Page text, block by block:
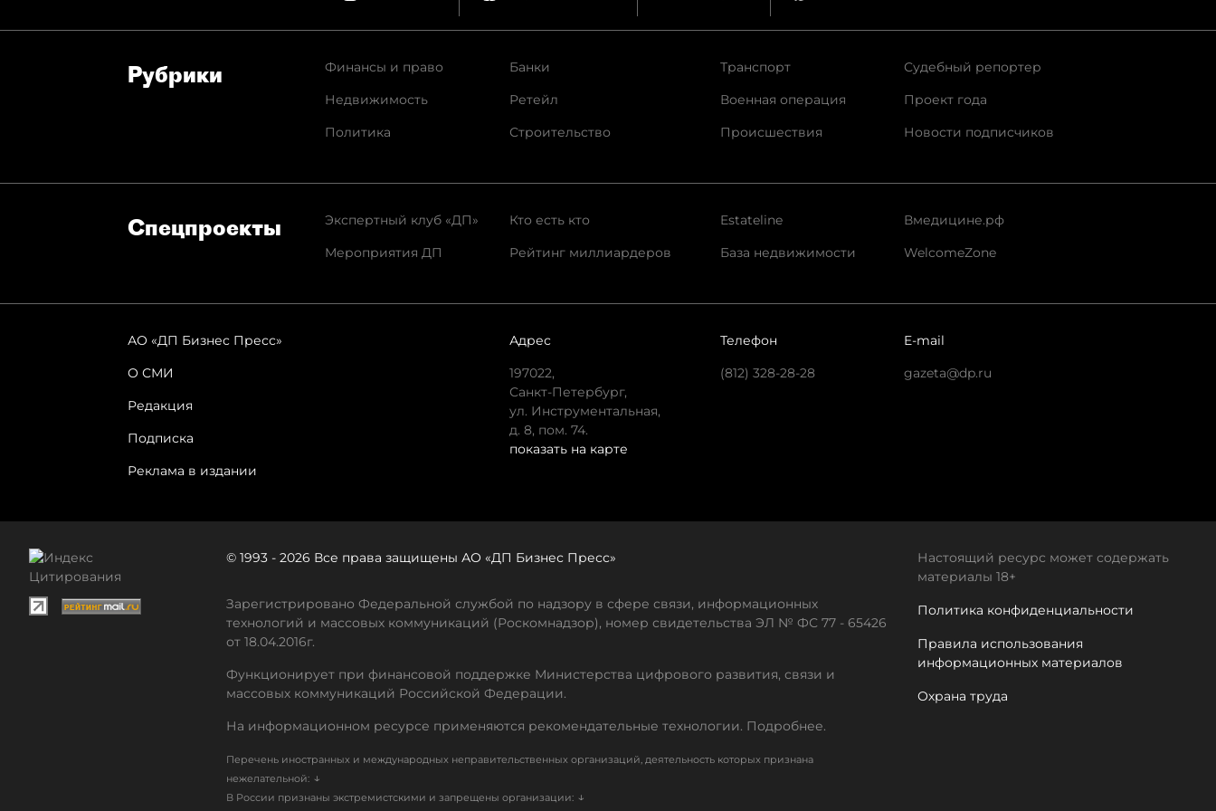
Рубрики
Финансы и право
Недвижимость
Политика
Банки
Ретейл
Строительство
Транспорт
Военная операция
Происшествия
Судебный репортер
Проект года
Новости подписчиков
Спец­проекты
Экспертный клуб «ДП»
Мероприятия ДП
Кто есть кто
Рейтинг миллиардеров
Estateline
База недвижимости
Вмедицине.рф
WelcomeZone
АО «ДП Бизнес Пресс»
О СМИ
Редакция
Подписка
Реклама в издании
Адрес
197022,
Санкт-Петербург,
ул. Инструментальная,
д. 8, пом. 74.
показать на карте
Телефон
(812) 328-28-28
E-mail
gazeta@dp.ru
© 1993 - 2026 Все права защищены АО «ДП Бизнес Пресс»
Зарегистрировано Федеральной службой по надзору в сфере связи, информационных
технологий и массовых коммуникаций (Роскомнадзор), номер свидетельства ЭЛ № ФС 77 - 65426
от 18.04.2016г.
Функционирует при финансовой поддержке Министерства цифрового развития, связи и
массовых коммуникаций Российской Федерации.
На информационном ресурсе применяются рекомендательные технологии. Подробнее.
Перечень иностранных и международных неправительственных организаций, деятельность которых признана
нежелательной: ↓
В России признаны экстремистскими и запрещены организации: ↓
Настоящий ресурс может содержать
материалы 18+
Политика конфиденциальности
Правила использования
информационных материалов
Охрана труда